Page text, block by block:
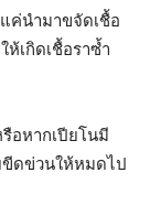
ค่นำมาขจัดเชื้อ
เกิดเชื้อราซ้ำ
อหากเปียโนมี
ขีดข่วนให้หมดไป